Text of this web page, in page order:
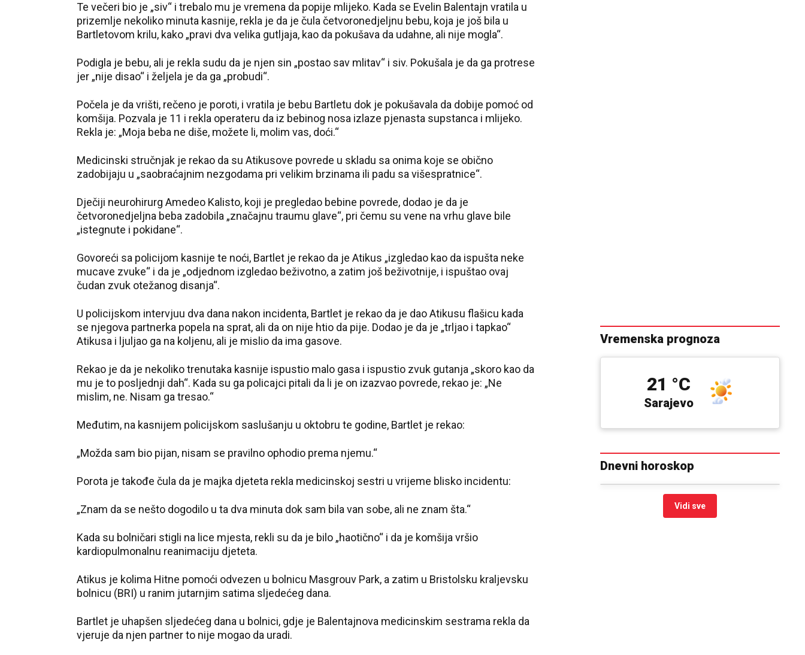
Te večeri bio je „siv“ i trebalo mu je vremena da popije mlijeko. Kada se Evelin Balentajn vratila u
prizemlje nekoliko minuta kasnije, rekla je da je čula četvoronedjeljnu bebu, koja je još bila u
Bartletovom krilu, kako „pravi dva velika gutljaja, kao da pokušava da udahne, ali nije mogla“.
Podigla je bebu, ali je rekla sudu da je njen sin „postao sav mlitav“ i siv. Pokušala je da ga protrese
jer „nije disao“ i željela je da ga „probudi“.
Počela je da vrišti, rečeno je poroti, i vratila je bebu Bartletu dok je pokušavala da dobije pomoć od
komšija. Pozvala je 11 i rekla operateru da iz bebinog nosa izlaze pjenasta supstanca i mlijeko.
Rekla je: „Moja beba ne diše, možete li, molim vas, doći.“
Medicinski stručnjak je rekao da su Atikusove povrede u skladu sa onima koje se obično
zadobijaju u „saobraćajnim nezgodama pri velikim brzinama ili padu sa višespratnice“.
Dječiji neurohirurg Amedeo Kalisto, koji je pregledao bebine povrede, dodao je da je
četvoronedjeljna beba zadobila „značajnu traumu glave“, pri čemu su vene na vrhu glave bile
„istegnute i pokidane“.
Govoreći sa policijom kasnije te noći, Bartlet je rekao da je Atikus „izgledao kao da ispušta neke
mucave zvuke“ i da je „odjednom izgledao beživotno, a zatim još beživotnije, i ispuštao ovaj
čudan zvuk otežanog disanja“.
U policijskom intervjuu dva dana nakon incidenta, Bartlet je rekao da je dao Atikusu flašicu kada
se njegova partnerka popela na sprat, ali da on nije htio da pije. Dodao je da je „trljao i tapkao“
Atikusa i ljuljao ga na koljenu, ali je mislio da ima gasove.
Rekao je da je nekoliko trenutaka kasnije ispustio malo gasa i ispustio zvuk gutanja „skoro kao da
mu je to posljednji dah“. Kada su ga policajci pitali da li je on izazvao povrede, rekao je: „Ne
mislim, ne. Nisam ga tresao.“
Međutim, na kasnijem policijskom saslušanju u oktobru te godine, Bartlet je rekao:
„Možda sam bio pijan, nisam se pravilno ophodio prema njemu.“
Porota je takođe čula da je majka djeteta rekla medicinskoj sestri u vrijeme blisko incidentu:
„Znam da se nešto dogodilo u ta dva minuta dok sam bila van sobe, ali ne znam šta.“
Kada su bolničari stigli na lice mjesta, rekli su da je bilo „haotično“ i da je komšija vršio
kardiopulmonalnu reanimaciju djeteta.
Atikus je kolima Hitne pomoći odvezen u bolnicu Masgrouv Park, a zatim u Bristolsku kraljevsku
bolnicu (BRI) u ranim jutarnjim satima sljedećeg dana.
Bartlet je uhapšen sljedećeg dana u bolnici, gdje je Balentajnova medicinskim sestrama rekla da
vjeruje da njen partner to nije mogao da uradi.
Vremenska prognoza
21 °C
Sarajevo
21 °C
Dnevni horoskop
Vidi sve